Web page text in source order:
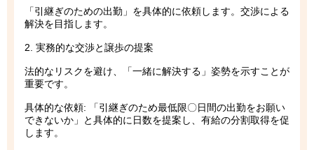
「引継ぎのための出勤」を具体的に依頼します。交渉による
解決を目指します。
2. 実務的な交渉と譲歩の提案
法的なリスクを避け、「一緒に解決する」姿勢を示すことが
重要です。
具体的な依頼: 「引継ぎのため最低限〇日間の出勤をお願い
できないか」と具体的に日数を提案し、有給の分割取得を促
します。